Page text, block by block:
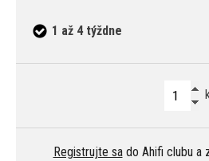
1 až 4 týždne
Registrujte sado Ahifi clubu a